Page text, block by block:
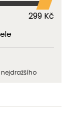
299 Kč
nejdražšího